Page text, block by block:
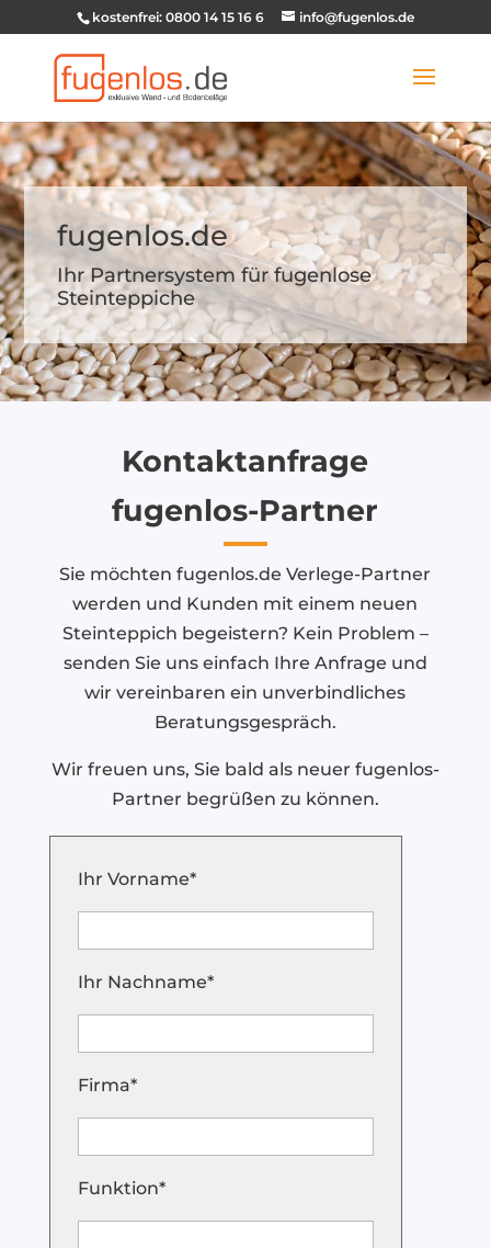
kostenfrei: 0800 14 15 16 6 info@fugenlos.de
fugenlos.de
Ihr Partnersystem für fugenlose
Steinteppiche
Kontaktanfrage
fugenlos-Partner
Sie möchten fugenlos.de Verlege-Partner
werden und Kunden mit einem neuen
Steinteppich begeistern? Kein Problem –
senden Sie uns einfach Ihre Anfrage und
wir vereinbaren ein unverbindliches
Beratungsgespräch.
Wir freuen uns, Sie bald als neuer fugenlos-
Partner begrüßen zu können.
Ihr Vorname*
Ihr Nachname*
Firma*
Funktion*